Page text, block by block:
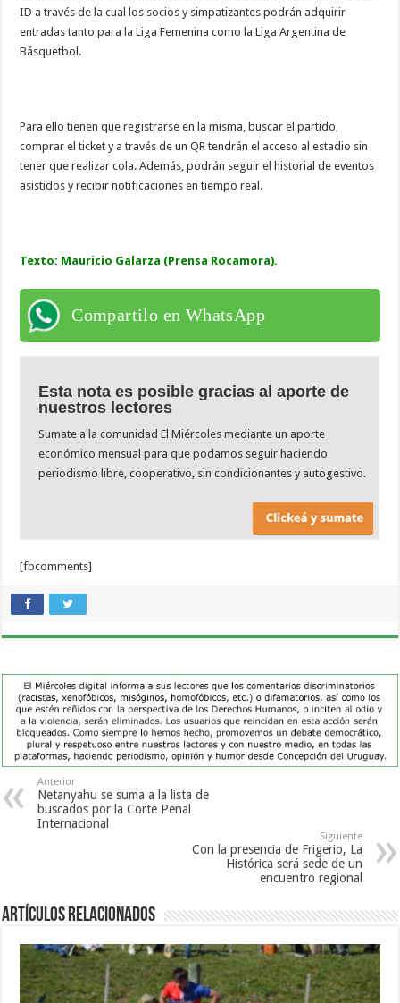
ID a través de la cual los socios y simpatizantes podrán adquirir
entradas tanto para la Liga Femenina como la Liga Argentina de
Básquetbol.
Para ello tienen que registrarse en la misma, buscar el partido,
comprar el ticket y a través de un QR tendrán el acceso al estadio sin
tener que realizar cola. Además, podrán seguir el historial de eventos
asistidos y recibir notificaciones en tiempo real.
Texto: Mauricio Galarza (Prensa Rocamora).
Compartilo en WhatsApp
Esta nota es posible gracias al aporte de
nuestros lectores
Sumate a la comunidad El Miércoles mediante un aporte
económico mensual para que podamos seguir haciendo
periodismo libre, cooperativo, sin condicionantes y autogestivo.
[fbcomments]
Anterior
Netanyahu se suma a la lista de
buscados por la Corte Penal
Internacional
Siguiente
Con la presencia de Frigerio, La
Histórica será sede de un
encuentro regional
Artículos Relacionados